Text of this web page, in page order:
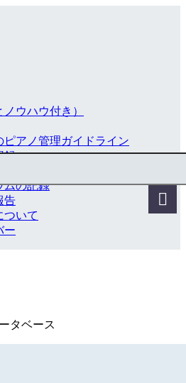
ウハウ付き）
アノ管理ガイドライン
録
ムの記録
告
ついて
ー
タベース